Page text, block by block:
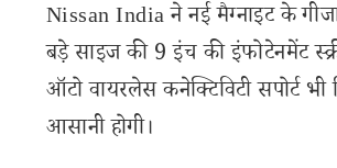
Nissan India ने नई मैग्नाइट के
बड़े साइज की 9 इंच की इंफोटेनमेंट
ऑटो वायरलेस कनेक्टिविटी सपोर्ट
आसानी होगी।